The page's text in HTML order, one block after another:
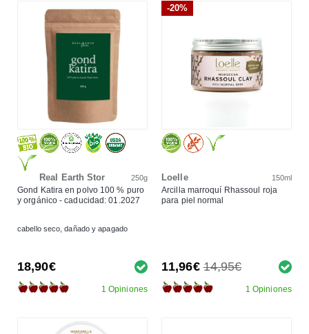
Real Earth Stor 250g
Gond Katira en polvo 100 % puro
y orgánico - caducidad: 01.2027
cabello seco, dañado y apagado
18,90€
1 Opiniones
-20%
Loelle 150ml
Arcilla marroquí Rhassoul roja
para piel normal
11,96€ 14,95€
1 Opiniones